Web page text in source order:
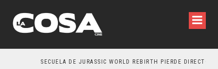
SECUELA DE JURASSIC WORLD REBIRTH PIERDE DIRECTOR